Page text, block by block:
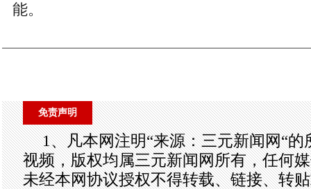
能。
免责声明
1、凡本网注明“来源：三元新闻网“
视频，版权均属三元新闻网所有，任何
未经本网协议授权不得转载、链接、转